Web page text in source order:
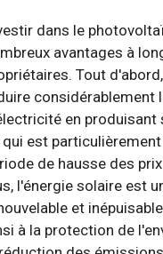
dans le
avantages à
Tout
considérablement
en produisant
qui est
de hausse des
l'énergie solaire est
et
à la protection de